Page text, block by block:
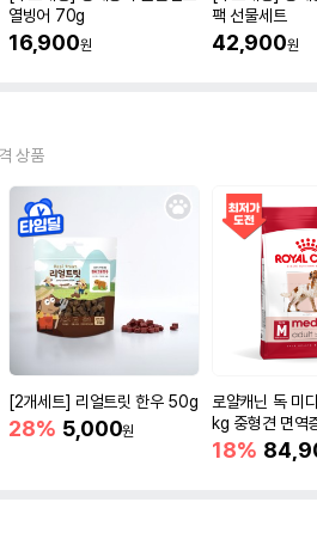
열빙어 70g
16,900원
팩 선물세트
42,900원
상품
[2개세트] 리얼트릿 한우 50g
28% 5,000원
로얄캐닌 독 미
kg 중형견 면역
18%